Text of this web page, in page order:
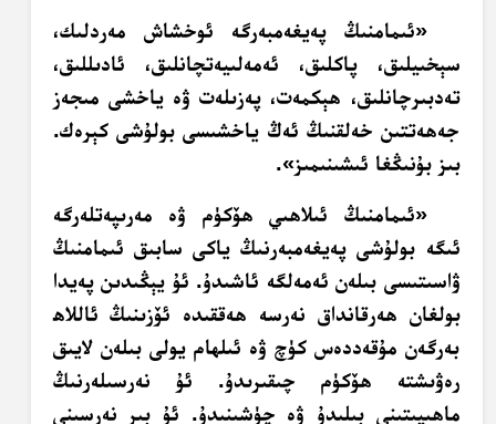
«ئىمامنىڭ پەيغەمبەرگە ئوخشاش مەردلىك،
سېخىيلىق، پاكلىق، ئەمەلىيەتچانلىق، ئادىللىق،
تەدبىرچانلىق، ھېكمەت، پەزىلەت ۋە ياخشى مىجەز
جەھەتتىن خەلقنىڭ ئەڭ ياخشىسى بولۇشى كېرەك.
بىز بۇنىڭغا ئىشىنىمىز».
«ئىمامنىڭ ئىلاھىي ھۆكۈم ۋە مەرىپەتلەرگە
ئىگە بولۇشى پەيغەمبەرنىڭ ياكى سابىق ئىمامنىڭ
ۋاسىتىسى بىلەن ئەمەلگە ئاشىدۇ. ئۇ يېڭىدىن پەيدا
بولغان ھەرقانداق نەرسە ھەققىدە ئۆزىنىڭ ئاللاھ
بەرگەن مۇقەددەس كۈچ ۋە ئىلھام يولى بىلەن لايىق
رەۋىشتە ھۆكۈم چىقىرىدۇ. ئۇ نەرسىلەرنىڭ
ماھىيىتىنى بىلىدۇ ۋە چۈشىنىدۇ. ئۇ بىر نەرسىنى